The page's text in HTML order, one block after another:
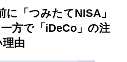
「つみたてNISA」
方で「iDeCo」の注
理由